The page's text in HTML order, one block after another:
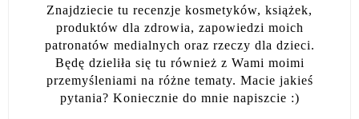
Znajdziecie tu recenzje kosmetyków, książek,
produktów dla zdrowia, zapowiedzi moich
patronatów medialnych oraz rzeczy dla dzieci.
Będę dzieliła się tu również z Wami moimi
przemyśleniami na różne tematy. Macie jakieś
pytania? Koniecznie do mnie napiszcie :)